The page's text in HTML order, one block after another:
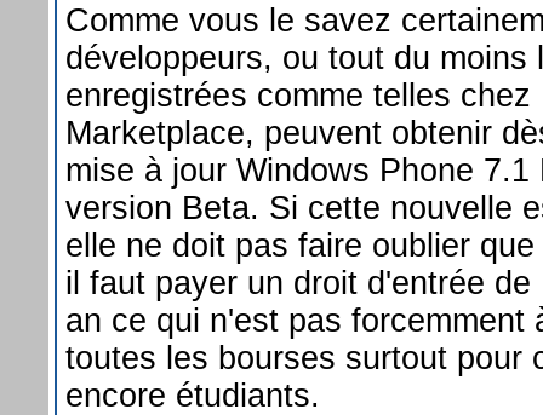
Comme vous le savez
développeurs, ou tout du moins
enregistrées comme telles
Marketplace, peuvent obtenir
mise à jour Windows Phone 7.1
version Beta. Si cette nouvelle
elle ne doit pas faire oublier
il faut payer un droit d'entrée de
an ce qui n'est pas forcemment
toutes les bourses surtout pour
encore étudiants.